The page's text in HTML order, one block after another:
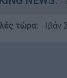
τώρα: Ιβάν